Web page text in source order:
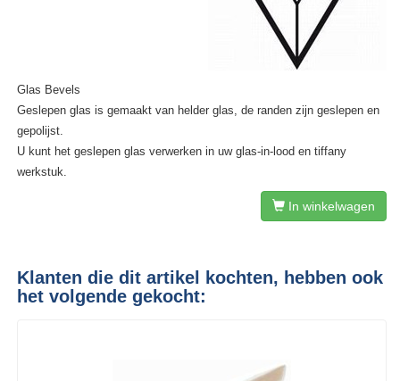
Glas Bevels
Geslepen glas is gemaakt van helder glas, de randen zijn geslepen en
gepolijst.
U kunt het geslepen glas verwerken in uw glas-in-lood en tiffany
werkstuk.
In winkelwagen
Klanten die dit artikel kochten, hebben ook
het volgende gekocht: